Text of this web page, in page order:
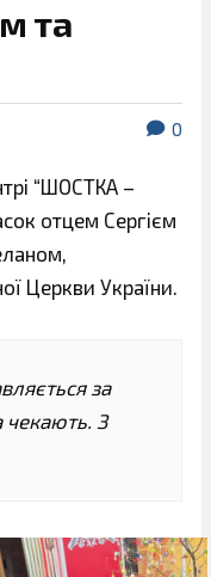
та
0
“ШОСТКА –
отцем Сергієм
Церкви України.
за
чекають. З